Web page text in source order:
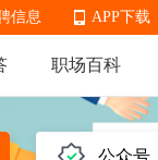
APP下载
APP下载
信息
职场百科
公众号